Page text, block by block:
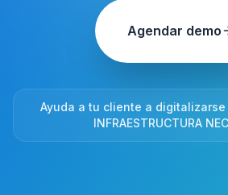
Agendar demo
Ayuda a tu cliente a
INFRAESTRUCTURA